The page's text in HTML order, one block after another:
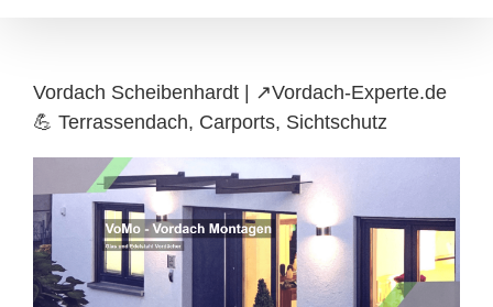
Vordach Scheibenhardt | ↗️Vordach-Experte.de
💪 Terrassendach, Carports, Sichtschutz